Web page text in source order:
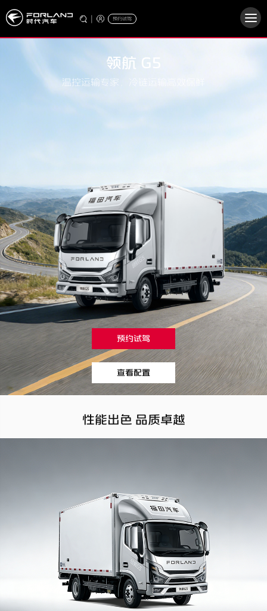
| 预约试驾
领航 G5
温控运输专家，冷链运输高效保鲜
预约试驾
查看配置
性能出色 品质卓越